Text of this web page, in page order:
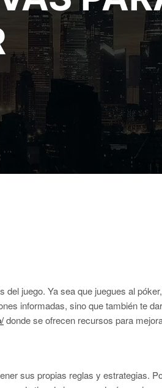
juego. Ya sea que juegues al
informadas, sino que también te
donde se ofrecen recursos para
sus propias reglas y estrategias.